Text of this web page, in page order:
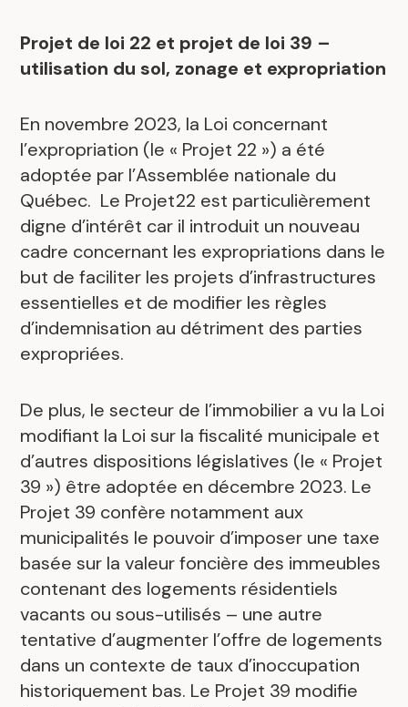
Projet de loi 22 et projet de loi 39 –
utilisation du sol, zonage et expropriation
En novembre 2023, la Loi concernant
l’expropriation (le « Projet 22 ») a été
adoptée par l’Assemblée nationale du
Québec. Le Projet22 est particulièrement
digne d’intérêt car il introduit un nouveau
cadre concernant les expropriations dans le
but de faciliter les projets d’infrastructures
essentielles et de modifier les règles
d’indemnisation au détriment des parties
expropriées.
De plus, le secteur de l’immobilier a vu la Loi
modifiant la Loi sur la fiscalité municipale et
d’autres dispositions législatives (le « Projet
39 ») être adoptée en décembre 2023. Le
Projet 39 confère notamment aux
municipalités le pouvoir d’imposer une taxe
basée sur la valeur foncière des immeubles
contenant des logements résidentiels
vacants ou sous-utilisés – une autre
tentative d’augmenter l’offre de logements
dans un contexte de taux d’inoccupation
historiquement bas. Le Projet 39 modifie